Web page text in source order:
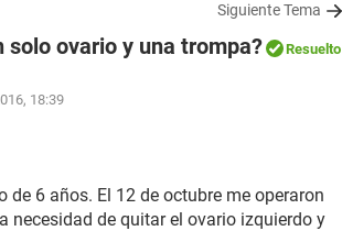
Siguiente Tema
solo ovario y una trompa? Resuelto
18:39
6 años. El 12 de octubre me operaron
necesidad de quitar el ovario izquierdo y